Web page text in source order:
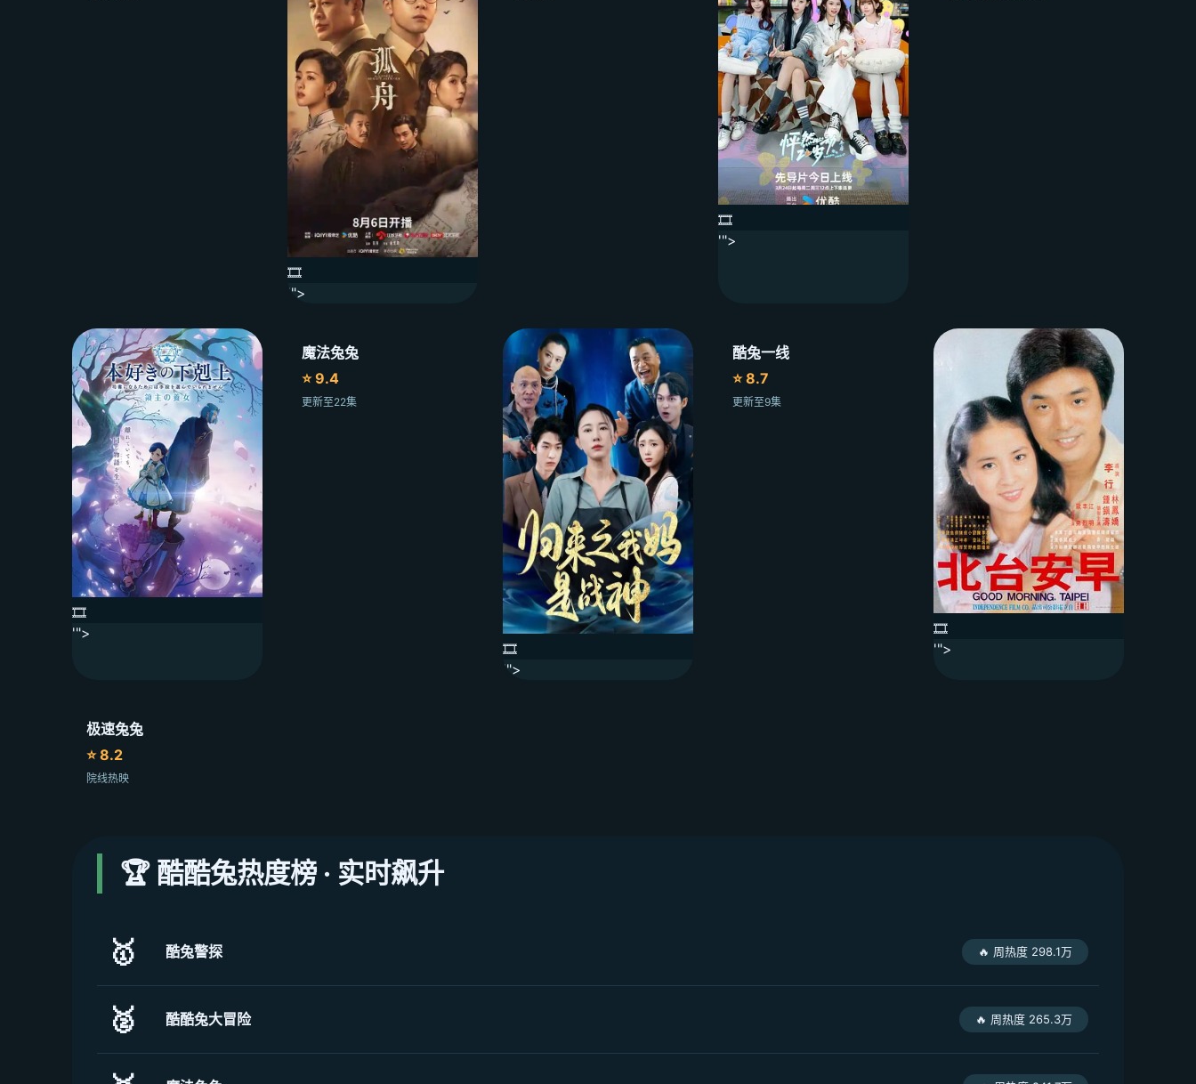
🎞️
'">
🎞️
'">
🎞️
'">
魔法兔兔
⭐ 9.4
更新至22集
🎞️
'">
酷兔一线
⭐ 8.7
更新至9集
🎞️
'">
极速兔兔
⭐ 8.2
院线热映
🏆 酷酷兔热度榜 · 实时飙升
🥇 酷兔警探 🔥 周热度 298.1万
🥈 酷酷兔大冒险 🔥 周热度 265.3万